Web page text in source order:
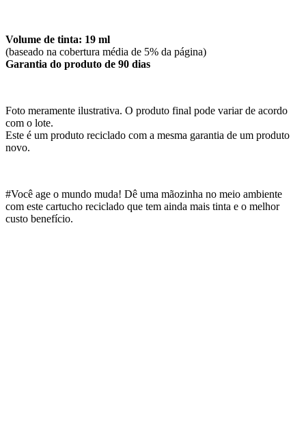
Volume de tinta: 19 ml
(baseado na cobertura média de 5% da página)
Garantia do produto de 90 dias
Foto meramente ilustrativa. O produto final pode variar de acordo
com o lote.
Este é um produto reciclado com a mesma garantia de um produto
novo.
#Você age o mundo muda! Dê uma mãozinha no meio ambiente
com este cartucho reciclado que tem ainda mais tinta e o melhor
custo benefício.